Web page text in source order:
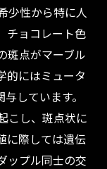
少性から特に人
チョコレート色
斑点がマーブル
的にはミュータ
しています。
こし、斑点状に
に際しては遺伝
ップル同士の交